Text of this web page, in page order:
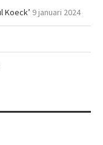
Koeck’ 9 januari 2024